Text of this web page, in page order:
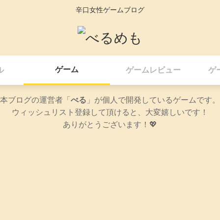
辛口女性ゲームブログ
ゲーム ゲームレビュー ゲ
本ブログの運営者「 べる 」が個人で開発しているゲームです。
ウィッシュリスト登録して頂けると、大変嬉しいです！
ありがとうございます！💖